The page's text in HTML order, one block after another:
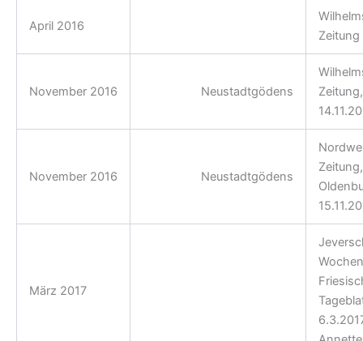
April 2016
Zeitung
November 2016 Neustadtgödens
Zeitung,
November 2016 Neustadtgödens
Zeitung,
März 2017